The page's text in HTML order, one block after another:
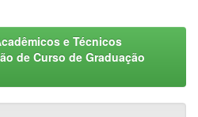
e Técnicos
de Curso de Graduação